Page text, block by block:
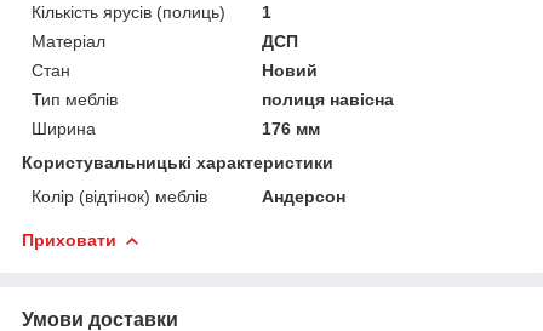
Кількість ярусів (полиць)
1
Матеріал
ДСП
Стан
Новий
Тип меблів
полиця навісна
Ширина
176 мм
Користувальницькі характеристики
Колір (відтінок) меблів
Андерсон
Приховати
Умови доставки